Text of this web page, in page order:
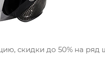
скидки до 50% на ряд